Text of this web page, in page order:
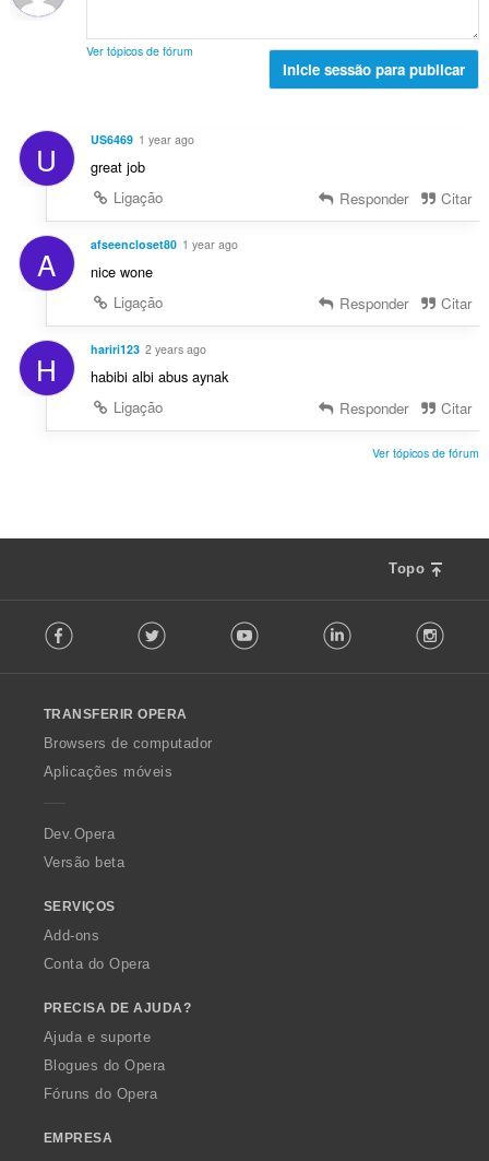
Ver tópicos de fórum
Inicie sessão para publicar
U US6469 1 year ago
great job
Ligação
Responder Citar
A afseencloset80 1 year ago
nice wone
Ligação
Responder Citar
H hariri123 2 years ago
habibi albi abus aynak
Ligação
Responder Citar
Ver tópicos de fórum
Topo
o
w
O
p
a
Facebook Twitter Youtube LinkedIn
TRANSFERIR OPERA
Browsers de computador
Aplicações móveis
Dev.Opera
Versão beta
SERVIÇOS
Add-ons
Conta do Opera
PRECISA DE AJUDA?
Ajuda e suporte
Blogues do Opera
Fóruns do Opera
EMPRESA